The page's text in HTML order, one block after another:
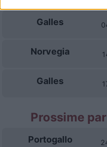
Galles
Norvegia
Galles
Prossime
Portogallo